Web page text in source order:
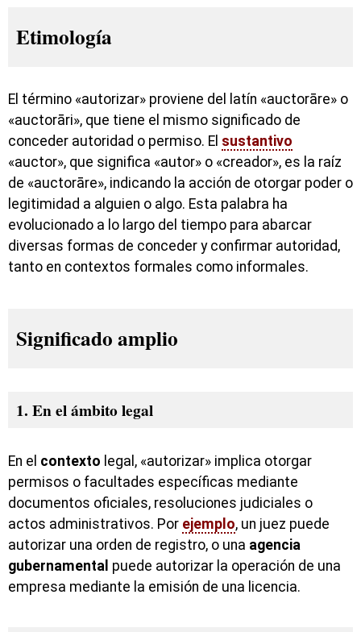
Etimología
El término «autorizar» proviene del latín «auctorāre» o
«auctorāri», que tiene el mismo significado de
conceder autoridad o permiso. El sustantivo
«auctor», que significa «autor» o «creador», es la raíz
de «auctorāre», indicando la acción de otorgar poder o
legitimidad a alguien o algo. Esta palabra ha
evolucionado a lo largo del tiempo para abarcar
diversas formas de conceder y confirmar autoridad,
tanto en contextos formales como informales.
Significado amplio
1. En el ámbito legal
En el contexto legal, «autorizar» implica otorgar
permisos o facultades específicas mediante
documentos oficiales, resoluciones judiciales o
actos administrativos. Por ejemplo, un juez puede
autorizar una orden de registro, o una agencia
gubernamental puede autorizar la operación de una
empresa mediante la emisión de una licencia.